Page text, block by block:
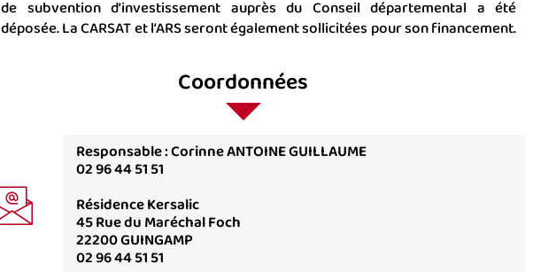
de subvention d’investissement auprès du Conseil départemental a été
déposée. La CARSAT et l’ARS seront également sollicitées pour son financement.
Coordonnées
Responsable : Corinne ANTOINE GUILLAUME
02 96 44 51 51
Résidence Kersalic
45 Rue du Maréchal Foch
22200 GUINGAMP
02 96 44 51 51